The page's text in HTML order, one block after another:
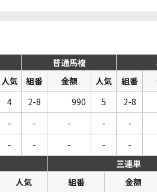
普通馬複
人気 組番 金額 人気 組番
4 2-8 990 5
2-8
- - - -
-
- - - -
-
三連単
人気 組番
金額